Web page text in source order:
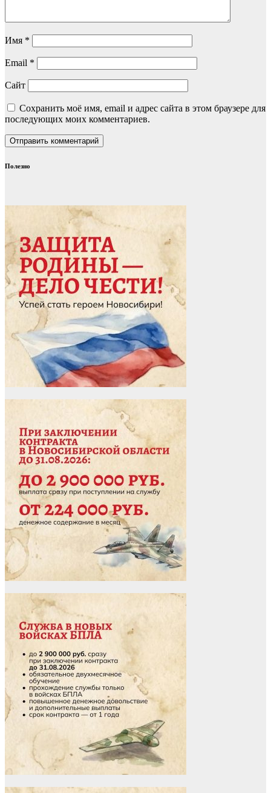
Имя *
Email *
Сайт
Сохранить моё имя, email и адрес сайта в этом браузере для
последующих моих комментариев.
Полезно